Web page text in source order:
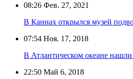
08:26 Фев. 27, 2021
В Каннах открылся музей
07:54 Ноя. 17, 2018
В Атлантическом океане
22:50 Май 6, 2018